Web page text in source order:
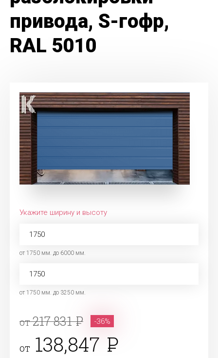
привода, S-гофр,
RAL 5010
Укажите ширину и высоту
от 1750 мм. до 6000 мм.
от 1750 мм. до 3250 мм.
от217 831 -36%
от 138,847